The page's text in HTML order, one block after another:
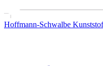
Hoffmann-Schwalbe